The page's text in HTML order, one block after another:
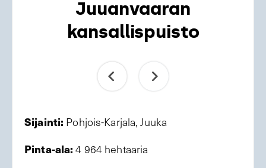
Juuanvaaran
kansallispuisto
Sijainti: Pohjois-Karjala, Juuka
Pinta-ala:4 964 hehtaaria